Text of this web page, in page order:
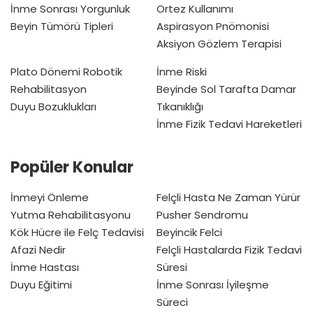
İnme Sonrası Yorgunluk
Beyin Tümörü Tipleri
Ortez Kullanımı
Aspirasyon Pnömonisi
Aksiyon Gözlem Terapisi
Plato Dönemi Robotik
Rehabilitasyon
Duyu Bozuklukları
İnme Riski
Beyinde Sol Tarafta Damar
Tıkanıklığı
İnme Fizik Tedavi Hareketleri
Popüler Konular
İnmeyi Önleme
Yutma Rehabilitasyonu
Kök Hücre ile Felç Tedavisi
Afazi Nedir
İnme Hastası
Duyu Eğitimi
Felçli Hasta Ne Zaman Yürür
Pusher Sendromu
Beyincik Felci
Felçli Hastalarda Fizik Tedavi
Süresi
İnme Sonrası İyileşme
Süreci